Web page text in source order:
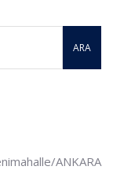
ARA
ANKARA